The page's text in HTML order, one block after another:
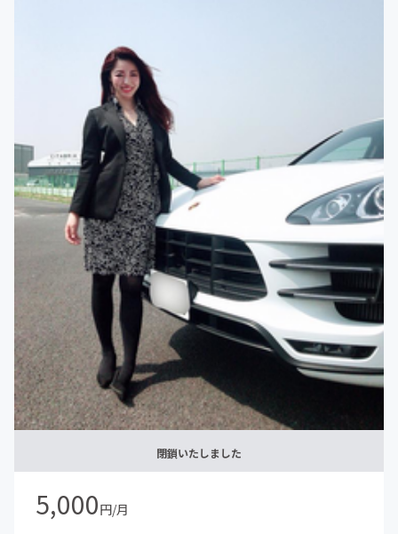
閉鎖いたしました
5,000円/月